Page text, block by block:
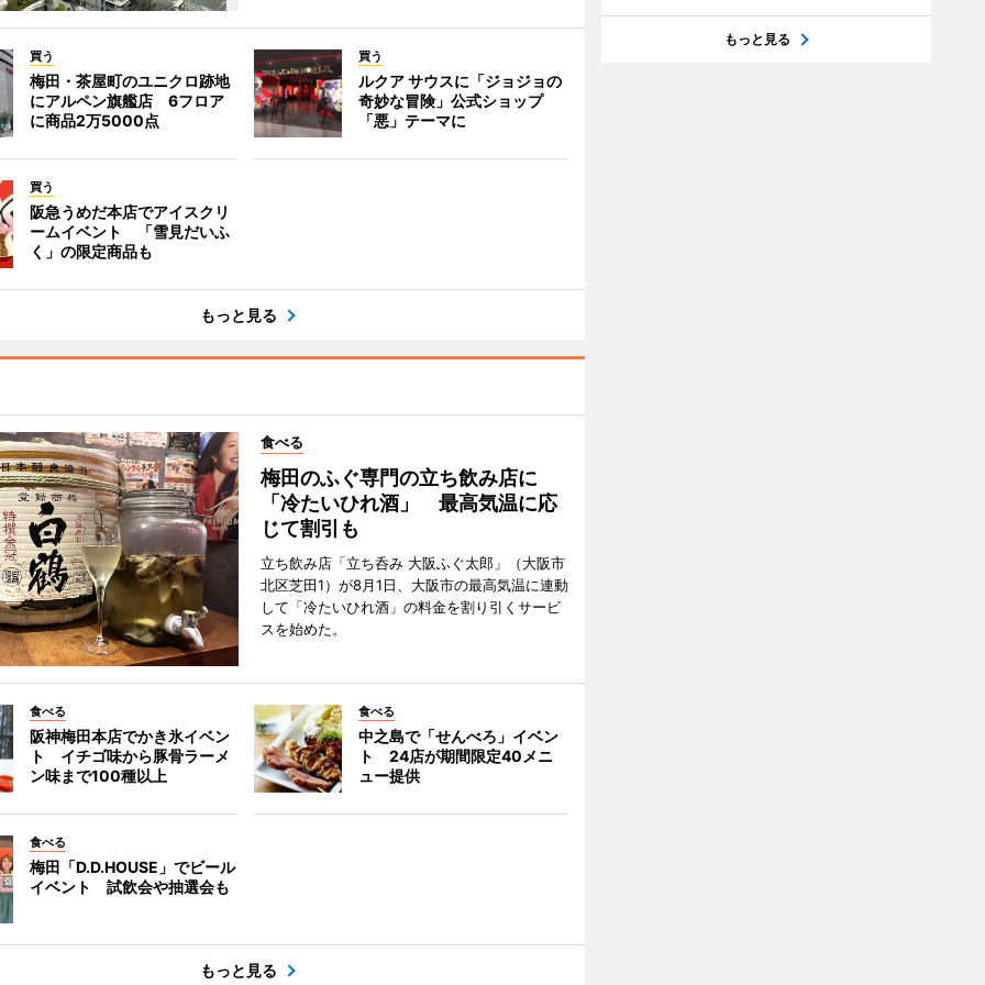
買う
梅田・茶屋町のユニクロ跡地
にアルペン旗艦店 6フロア
に商品2万5000点
買う
ルクア サウスに「ジョジョの
奇妙な冒険」公式ショップ
「悪」テーマに
買う
阪急うめだ本店でアイスクリ
ームイベント 「雪見だいふ
く」の限定商品も
もっと見る
食べる
梅田のふぐ専門の立ち飲み店に
「冷たいひれ酒」 最高気温に応
じて割引も
立ち飲み店「立ち呑み 大阪ふぐ太郎」（大阪市
北区芝田1）が8月1日、大阪市の最高気温に連動
して「冷たいひれ酒」の料金を割り引くサービ
スを始めた。
食べる
阪神梅田本店でかき氷イベン
ト イチゴ味から豚骨ラーメ
ン味まで100種以上
食べる
中之島で「せんべろ」イベン
ト 24店が期間限定40メニ
ュー提供
食べる
梅田「D.D.HOUSE」でビール
イベント 試飲会や抽選会も
もっと見る
もっと見る